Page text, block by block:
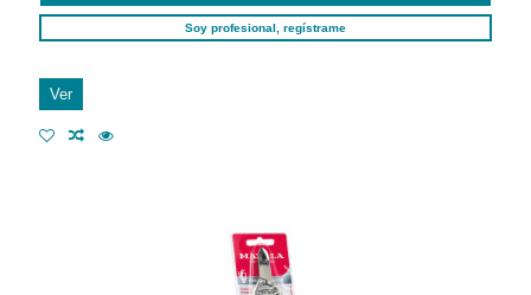
Soy profesional, regístrame
Ver